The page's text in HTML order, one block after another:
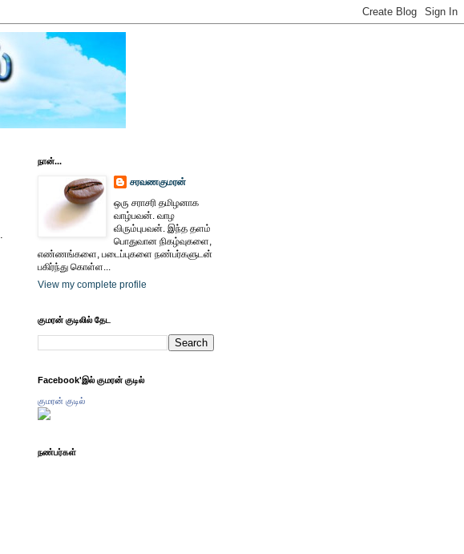
நான்...
சரவணகுமரன்
ஒரு சராசரி தமிழனாக
வாழ்பவன். வாழ
விரும்புபவன். இந்த தளம்
பொதுவான நிகழ்வுகளை,
எண்ணங்களை, படைப்புகளை நண்பர்களுடன்
பகிர்ந்து கொள்ள...
View my complete profile
குமரன் குடிலில் தேட
Facebook'இல் குமரன் குடில்
குமரன் குடில்
நண்பர்கள்